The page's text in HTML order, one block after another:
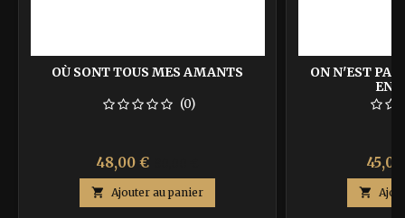
OÙ SONT TOUS MES AMANTS
(0)
Prix
48,00 €
base
 Ajouter au panier
ON N'EST PAS
Prix
